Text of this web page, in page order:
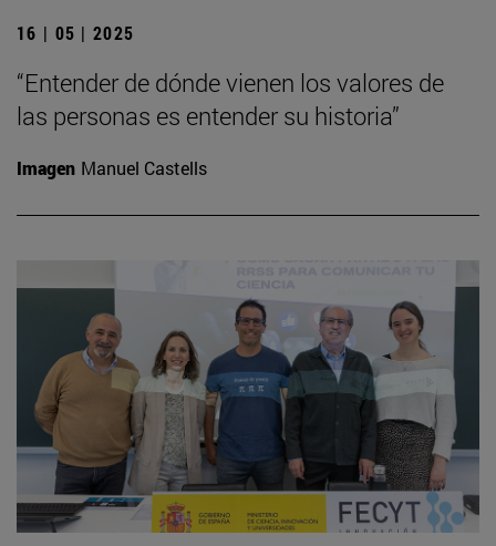
16 | 05 | 2025
“Entender de dónde vienen los valores de
las personas es entender su historia”
Imagen Manuel Castells